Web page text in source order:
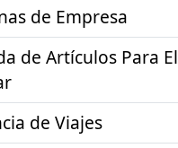
de Empresa
de Artículos Para El
de Viajes